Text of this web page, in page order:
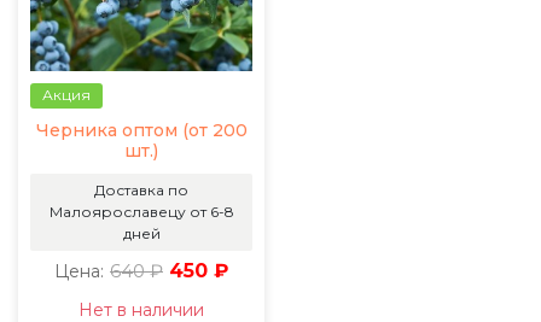
Акция
Черника оптом (от 200
шт.)
Доставка по
Малоярославецу от 6-8
дней
Цена: 640 ₽ 450 ₽
Нет в наличии